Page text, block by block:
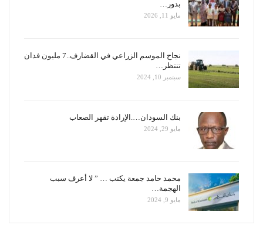
بدور…
مايو 11, 2026
نجاح الموسم الزراعي في القضارف..7 مليون فدان
تنتظر…
سبتمبر 10, 2024
بنك السودان….الإرادة تقهر الصعاب
مايو 29, 2024
محمد حامد جمعة يكتب … ” لا أعرف سبب
الهجمة…
مايو 9, 2024